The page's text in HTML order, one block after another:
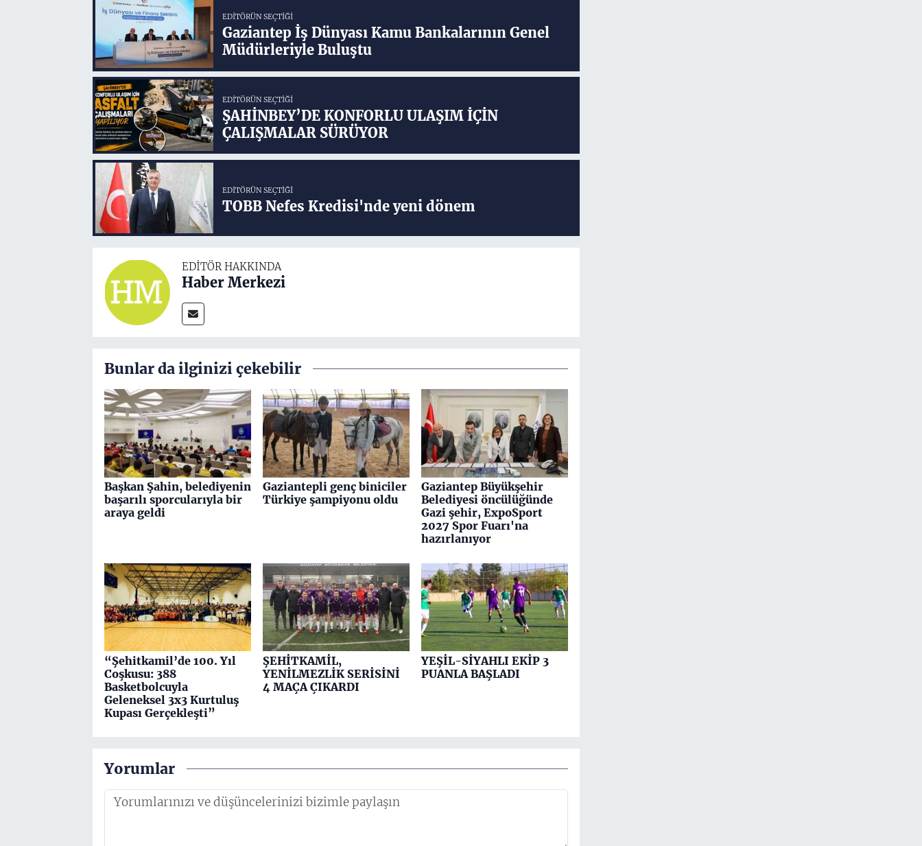
EDITÖRÜN SEÇTIĞI
Gaziantep İş Dünyası Kamu Bankalarının Genel
Müdürleriyle Buluştu
EDITÖRÜN SEÇTIĞI
ŞAHİNBEY’DE KONFORLU ULAŞIM İÇİN
ÇALIŞMALAR SÜRÜYOR
EDITÖRÜN SEÇTIĞI
TOBB Nefes Kredisi'nde yeni dönem
EDITÖR HAKKINDA
Haber Merkezi
Bunlar da ilginizi çekebilir
Başkan Şahin, belediyenin
başarılı sporcularıyla bir
araya geldi
Gaziantepli genç biniciler
Türkiye şampiyonu oldu
Gaziantep Büyükşehir
Belediyesi öncülüğünde
Gazi şehir, ExpoSport
2027 Spor Fuarı'na
hazırlanıyor
“Şehitkamil’de 100. Yıl
Coşkusu: 388
Basketbolcuyla
Geleneksel 3x3 Kurtuluş
Kupası Gerçekleşti”
ŞEHİTKAMİL,
YENİLMEZLİK SERİSİNİ
4 MAÇA ÇIKARDI
YEŞİL-SİYAHLI EKİP 3
PUANLA BAŞLADI
Yorumlar